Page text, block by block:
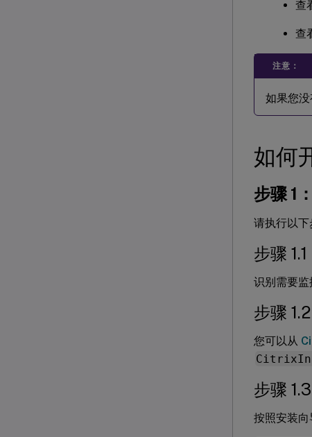
查
查
注意：
如果您
如何
步骤 1
请执行以下
步骤
识别需要监
步骤
您可以从
步骤
按照安装